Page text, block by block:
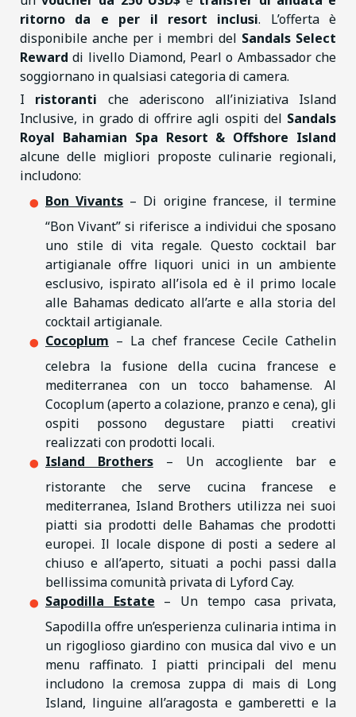
ritorno da e per il resort inclusi. L’offerta è
disponibile anche per i membri del Sandals Select
Reward di livello Diamond, Pearl o Ambassador che
soggiornano in qualsiasi categoria di camera.
I ristoranti che aderiscono all’iniziativa Island
Inclusive, in grado di offrire agli ospiti del Sandals
Royal Bahamian Spa Resort & Offshore Island
alcune delle migliori proposte culinarie regionali,
includono:
Bon Vivants – Di origine francese, il termine
“Bon Vivant” si riferisce a individui che sposano
uno stile di vita regale. Questo cocktail bar
artigianale offre liquori unici in un ambiente
esclusivo, ispirato all’isola ed è il primo locale
alle Bahamas dedicato all’arte e alla storia del
cocktail artigianale.
Cocoplum – La chef francese Cecile Cathelin
celebra la fusione della cucina francese e
mediterranea con un tocco bahamense. Al
Cocoplum (aperto a colazione, pranzo e cena), gli
ospiti possono degustare piatti creativi
realizzati con prodotti locali.
Island Brothers– Un accogliente bar e
ristorante che serve cucina francese e
mediterranea, Island Brothers utilizza nei suoi
piatti sia prodotti delle Bahamas che prodotti
europei. Il locale dispone di posti a sedere al
chiuso e all’aperto, situati a pochi passi dalla
bellissima comunità privata di Lyford Cay.
Sapodilla Estate – Un tempo casa privata,
Sapodilla offre un’esperienza culinaria intima in
un rigoglioso giardino con musica dal vivo e un
menu raffinato. I piatti principali del menu
includono la cremosa zuppa di mais di Long
Island, linguine all’aragosta e gamberetti e la